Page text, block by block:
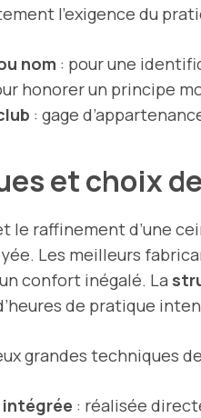
l’exigence du
nom : pour une
honorer un principe
: gage
et choix
le raffinement d’une
Les meilleurs
confort inégalé. La
de pratique
grandes techniques
intégrée : réalisée